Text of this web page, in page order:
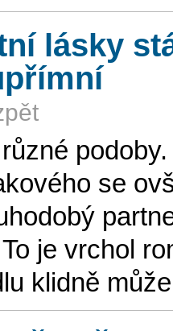
lásky
se
je vrchol
klidně